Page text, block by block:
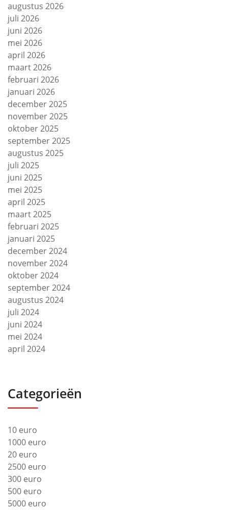
augustus 2026
juli 2026
juni 2026
mei 2026
april 2026
maart 2026
februari 2026
januari 2026
december 2025
november 2025
oktober 2025
september 2025
augustus 2025
juli 2025
juni 2025
mei 2025
april 2025
maart 2025
februari 2025
januari 2025
december 2024
november 2024
oktober 2024
september 2024
augustus 2024
juli 2024
juni 2024
mei 2024
april 2024
Categorieën
10 euro
1000 euro
20 euro
2500 euro
300 euro
500 euro
5000 euro